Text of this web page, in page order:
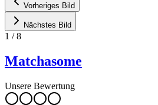
Vorheriges Bild
Nächstes Bild
1 /8
Matchasome
Unsere Bewertung